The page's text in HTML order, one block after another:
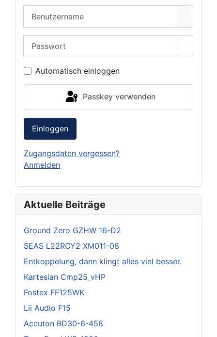
Automatisch einloggen
Passkey verwenden
Einloggen
Zugangsdaten vergessen?
Anmelden
Aktuelle Beiträge
Ground Zero GZHW 16-D2
SEAS L22ROY2 XM011-08
Entkoppelung, dann klingt alles viel besser.
Kartesian Cmp25_vHP
Fostex FF125WK
Lii Audio F15
Accuton BD30-6-458